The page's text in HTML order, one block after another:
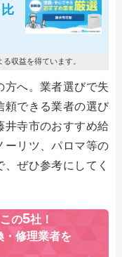
収益を得ています。
方へ。業者選びで失
頼できる業者の選び
井寺市のおすすめ給
ーリツ、パロマ等の
ぜひ参考にしてく
の5社！
・修理業者を